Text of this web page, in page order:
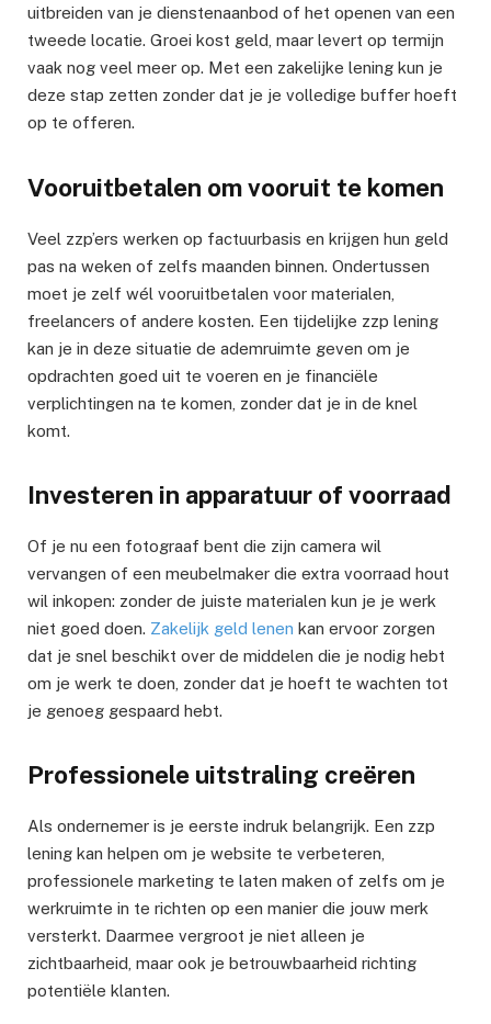
uitbreiden van je dienstenaanbod of het openen van een
tweede locatie. Groei kost geld, maar levert op termijn
vaak nog veel meer op. Met een zakelijke lening kun je
deze stap zetten zonder dat je je volledige buffer hoeft
op te offeren.
Vooruitbetalen om vooruit te komen
Veel zzp’ers werken op factuurbasis en krijgen hun geld
pas na weken of zelfs maanden binnen. Ondertussen
moet je zelf wél vooruitbetalen voor materialen,
freelancers of andere kosten. Een tijdelijke zzp lening
kan je in deze situatie de ademruimte geven om je
opdrachten goed uit te voeren en je financiële
verplichtingen na te komen, zonder dat je in de knel
komt.
Investeren in apparatuur of voorraad
Of je nu een fotograaf bent die zijn camera wil
vervangen of een meubelmaker die extra voorraad hout
wil inkopen: zonder de juiste materialen kun je je werk
niet goed doen. Zakelijk geld lenen kan ervoor zorgen
dat je snel beschikt over de middelen die je nodig hebt
om je werk te doen, zonder dat je hoeft te wachten tot
je genoeg gespaard hebt.
Professionele uitstraling creëren
Als ondernemer is je eerste indruk belangrijk. Een zzp
lening kan helpen om je website te verbeteren,
professionele marketing te laten maken of zelfs om je
werkruimte in te richten op een manier die jouw merk
versterkt. Daarmee vergroot je niet alleen je
zichtbaarheid, maar ook je betrouwbaarheid richting
potentiële klanten.